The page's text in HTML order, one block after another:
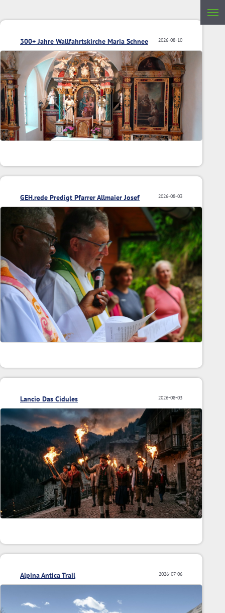
2026-08-10
300+ Jahre Wallfahrtskirche Maria Schnee
2026-08-03
GEH.rede Predigt Pfarrer Allmaier Josef
2026-08-03
Lancio Das Cidules
2026-07-06
Alpina Antica Trail